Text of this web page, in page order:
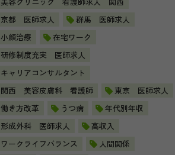
京都 医師求人
群馬 医師求人
小顔治療
在宅ワーク
研修制度充実 医師求人
キャリアコンサルタント
関西 美容皮膚科 看護師
東京 医師求人
働き方改革
うつ病
年代別年収
形成外科 医師求人
高収入
ワークライフバランス
人間関係